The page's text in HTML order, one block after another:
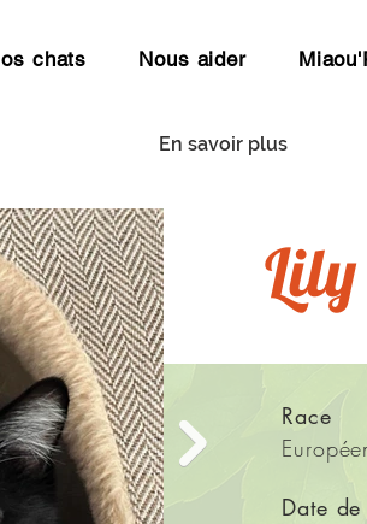
chats Nous aider
En savoir plus
Lily
Race
Date